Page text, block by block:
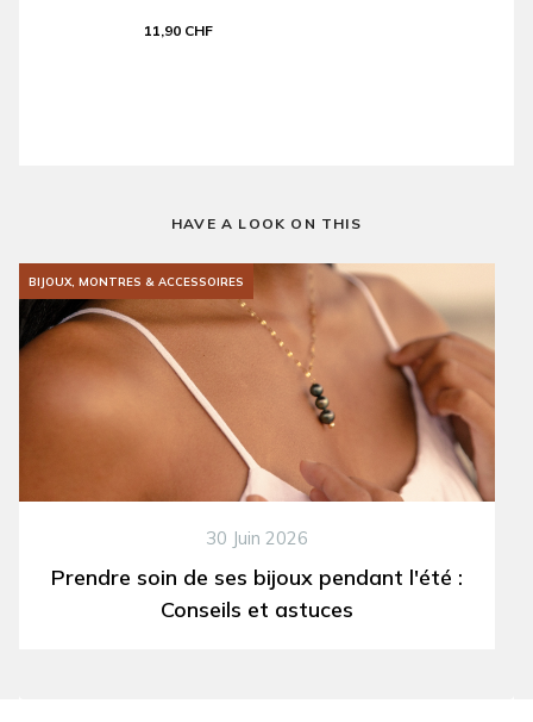
11,90 CHF
HAVE A LOOK ON THIS
BIJOUX, MONTRES & ACCESSOIRES
30 Juin 2026
Prendre soin de ses bijoux pendant l'été :
Conseils et astuces